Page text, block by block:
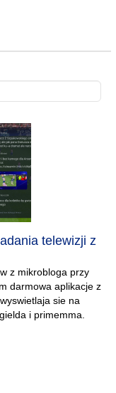
telewizji z
z mikrobloga przy
darmowa aplikacje z
sie na
i primemma.